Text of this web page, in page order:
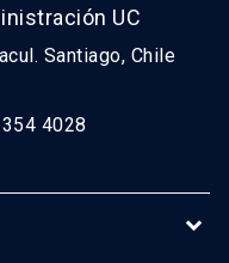
UC
Santiago, Chile
4028